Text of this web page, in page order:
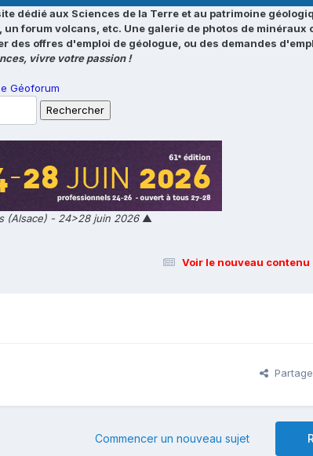
dédié aux Sciences de la Terre et au patrimoine
forum volcans, etc. Une galerie de photos de minéraux
offres d'emploi de géologue, ou des demandes
vivre votre passion !
Géoforum
(Alsace) - 24>28 juin 2026▲
Voir le nouveau
Commencer un nouveau sujet